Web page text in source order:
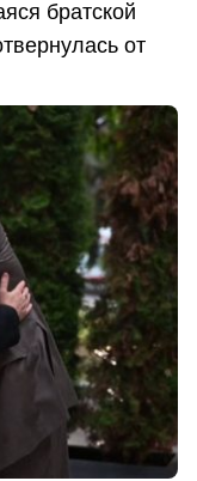
братской
от